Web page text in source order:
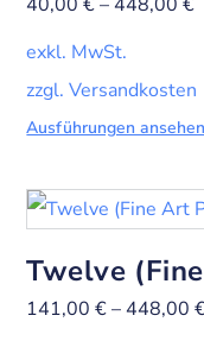
exkl. MwSt.
zzgl. Versandkosten
Ausführungen ansehen
Twelve
141,00€– 448,00